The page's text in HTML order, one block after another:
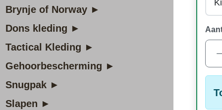
Brynje of Norway ►
Dons kleding ►
Tactical Kleding ►
Gehoorbescherming ►
Snugpak ►
Slapen ►